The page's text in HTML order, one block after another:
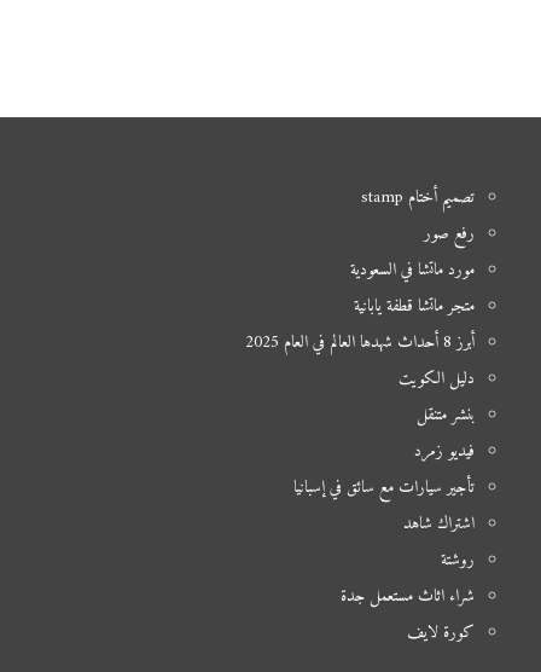
تصميم أختام stamp
رفع صور
مورد ماتشا في السعودية
متجر ماتشا قطفة يابانية
أبرز 8 أحداث شهدها العالم في العام 2025
دليل الكويت
بنشر متنقل
فيديو زمرد
تأجير سيارات مع سائق في إسبانيا
اشتراك شاهد
روشتة
شراء اثاث مستعمل جدة
كورة لايف